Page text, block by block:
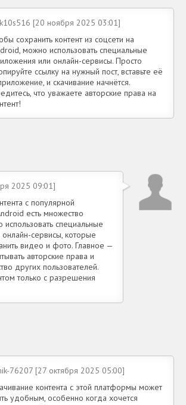
[20 ноября 2025 03:01]
сохранить контент из соцсети на
можно использовать специальные
или онлайн-сервисы. Просто
ссылку на нужный пост, вставьте её
и скачивание начнётся.
что уважаете авторские права на
2025 09:01]
с популярной
есть множество
специальные
сервисы, которые
видео и фото. Главное —
авторские права и
других пользователей.
только с разрешения
76207 [27 октября 2025 05:00]
контента с этой платформы может
удобным, особенно когда хочется